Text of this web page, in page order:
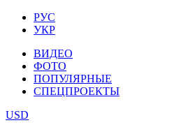
РУС
УКР
ВИДЕО
ФОТО
ПОПУЛЯРНЫЕ
СПЕЦПРОЕКТЫ
USD